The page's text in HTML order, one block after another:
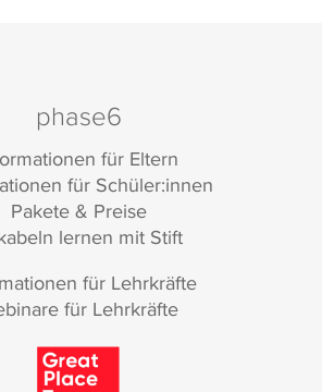
phase6
für Eltern
für Schüler:innen
Pakete & Preise
lernen mit Stift
für Lehrkräfte
für Lehrkräfte